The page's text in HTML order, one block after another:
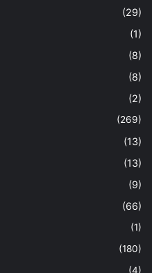
(29)
(1)
(8)
(8)
(2)
(269)
(13)
(13)
(9)
(66)
(1)
(180)
(4)